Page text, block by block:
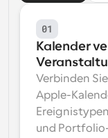
Nahtlos
Webhooks
Erhalten Sie
passiert
01
Kalender
Verbinden
Apple-
und